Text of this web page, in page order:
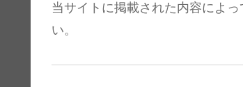
当サイトに掲載された内容によ
い。